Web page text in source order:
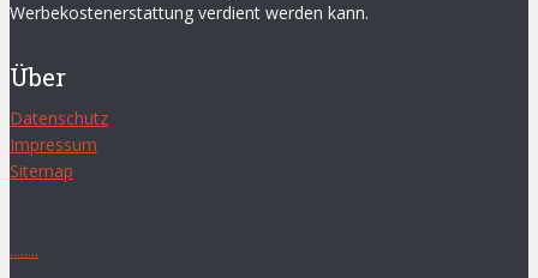
Werbekostenerstattung verdient werden kann.
Über
Datenschutz
Impressum
Sitemap
........